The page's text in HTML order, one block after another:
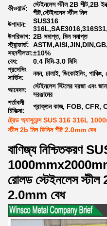
কীওয়ার্ড:
স্টেইনলেস স্টীল 2B শীট,2B
শীট,স্টেইনলেস স্টীল মিল
উপাদান:
SUS316
উপরিভাগ: 2B সমাপ্ত, মিল সমাপ্ত
স্ট্যান্ডার্ড:
সহনশীলতা:±10%
বেধ:
0.4 মিমি-3.0 মিমি
প্রসেসিং
সার্ভিস:
নমন, ঢালাই, ডিকোইলিং, পাঞ্চিং,
আবেদন:
স্টেইনলেস স্টিলের দরজা এবং
সরঞ্জামের
শর্তাবলী
চিকিত্সা:
প্রাক্তন কাজ, FOB, CFR,
ট্রেড অ্যাসুরেন্স SUS 316 316L
স্টীল 2b মিল ফিনিস শীট 2.0mm বেধ
বাণিজ্য নিশ্চিতকরণ
1000mmx2000mm
রোলড স্টেইনলেস স্টীল
2.0mm বেধ